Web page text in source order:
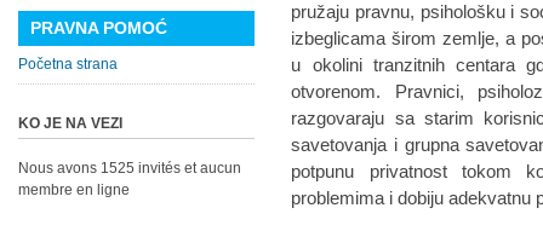
pružaju pravnu, psihološku i
izbeglicama širom zemlje, a
u okolini tranzitnih centara
otvorenom. Pravnici,
razgovaraju sa starim
savetovanja i grupna
potpunu privatnost tokom
problemima i dobiju adekvatnu
PRAVNA POMOĆ
Početna strana
KO JE NA VEZI
Nous avons 1525 invités et aucun
membre en ligne